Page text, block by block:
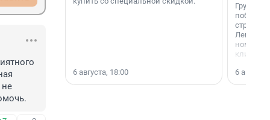
не
6 августа, 18:00
Группа
области».
6